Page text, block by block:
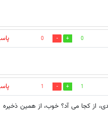
0
0
1
1
از کجا می آد؟ خوب، از همین ذخیره